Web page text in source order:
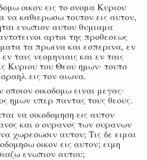
οικον εις το ονομα Κυριου
να καθιερωσω τουτον εις αυτον,
ενωπιον αυτου θυμιαμα
αρτοι της προθεσεως
τα πρωινα και εσπερινα, εν
ταις νεομηνιαις και εν ταις
Κυριου του Θεου ημων· τουτο
εις τον αιωνα.
οποιον οικοδομω ειναι μεγας·
ημων υπερ παντας τους θεους.
να οικοδομηση εις αυτον
και ο ουρανος των ουρανων
χωρεσωσιν αυτον; Τις δε ειμαι
οικον εις αυτον; ειμη
ενωπιον αυτου;